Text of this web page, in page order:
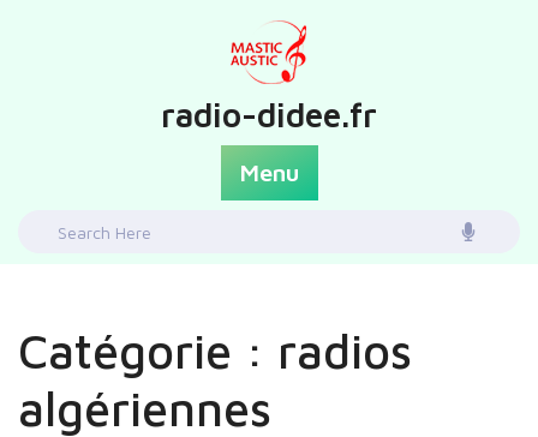
radio-didee.fr
Menu
Search
Catégorie : radios
algériennes